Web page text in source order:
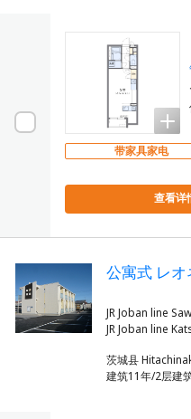
带家具家电
查看详
公寓式 レ
JR Joban line
茨城县
建筑11年/2层建